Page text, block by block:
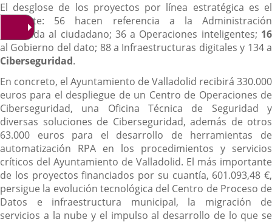
El desglose de los proyectos por línea estratégica es el
siguiente: 56 hacen referencia a la Administración
orientada al ciudadano; 36 a Operaciones inteligentes; 16
al Gobierno del dato; 88 a Infraestructuras digitales y 134 a
Ciberseguridad.
En concreto, el Ayuntamiento de Valladolid recibirá 330.000
euros para el despliegue de un Centro de Operaciones de
Ciberseguridad, una Oficina Técnica de Seguridad y
diversas soluciones de Ciberseguridad, además de otros
63.000 euros para el desarrollo de herramientas de
automatización RPA en los procedimientos y servicios
críticos del Ayuntamiento de Valladolid. El más importante
de los proyectos financiados por su cuantía, 601.093,48 €,
persigue la evolución tecnológica del Centro de Proceso de
Datos e infraestructura municipal, la migración de
servicios a la nube y el impulso al desarrollo de lo que se